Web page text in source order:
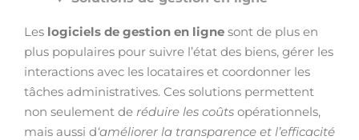
Les logiciels de gestion en ligne sont de plus en
plus populaires pour suivre l’état des biens, gérer les
interactions avec les locataires et coordonner les
tâches administratives. Ces solutions permettent
non seulement de réduire les coûts opérationnels,
mais aussi d‘améliorer la transparence et l’efficacité